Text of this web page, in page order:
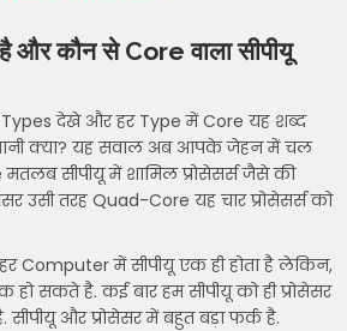
और कौन से Core वाला सीपीयू
Types देखे और हर Type में Core यह शब्द
क्या? यह सवाल अब आपके जेहन में चल
मतलब सीपीयू में शामिल प्रोसेसर्स जैसे की
उसी तरह Quad-Core यह चार प्रोसेसर्स को
Computer में सीपीयू एक ही होता है लेकिन,
सकते है. कई बार हम सीपीयू को ही प्रोसेसर
और प्रोसेसर में बहुत बड़ा फर्क है.